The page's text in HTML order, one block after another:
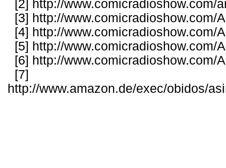
[2]
http://www.comicradioshow.com/
[3] http://www.comicradioshow.com/
[4] http://www.comicradioshow.com/
[5] http://www.comicradioshow.com/
[6] http://www.comicradioshow.com/
[7]
http://www.amazon.de/exec/obidos/